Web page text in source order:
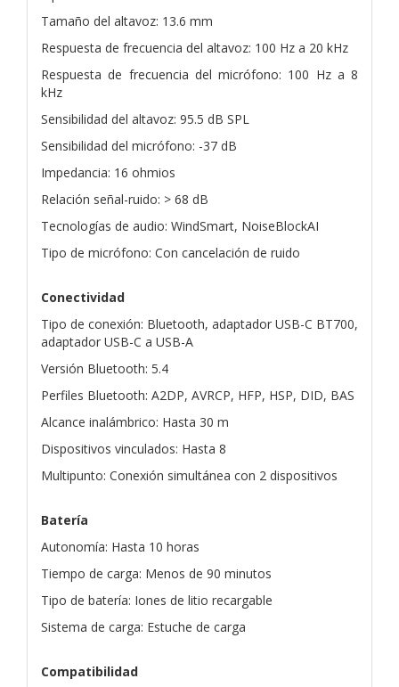
Tamaño del altavoz: 13.6 mm
Respuesta de frecuencia del altavoz: 100 Hz a 20 kHz
Respuesta de frecuencia del micrófono: 100 Hz a 8
kHz
Sensibilidad del altavoz: 95.5 dB SPL
Sensibilidad del micrófono: -37 dB
Impedancia: 16 ohmios
Relación señal-ruido: > 68 dB
Tecnologías de audio: WindSmart, NoiseBlockAI
Tipo de micrófono: Con cancelación de ruido
Conectividad
Tipo de conexión: Bluetooth, adaptador USB-C BT700,
adaptador USB-C a USB-A
Versión Bluetooth: 5.4
Perfiles Bluetooth: A2DP, AVRCP, HFP, HSP, DID, BAS
Alcance inalámbrico: Hasta 30 m
Dispositivos vinculados: Hasta 8
Multipunto: Conexión simultánea con 2 dispositivos
Batería
Autonomía: Hasta 10 horas
Tiempo de carga: Menos de 90 minutos
Tipo de batería: Iones de litio recargable
Sistema de carga: Estuche de carga
Compatibilidad